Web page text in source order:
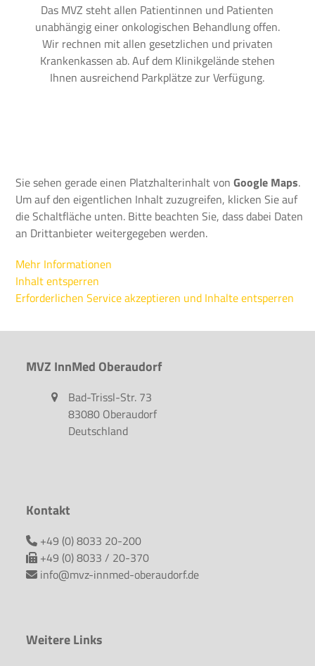
Das MVZ steht allen Patientinnen und Patienten
unabhängig einer onkologischen Behandlung offen.
Wir rechnen mit allen gesetzlichen und privaten
Krankenkassen ab. Auf dem Klinikgelände stehen
Ihnen ausreichend Parkplätze zur Verfügung.
Sie sehen gerade einen Platzhalterinhalt vonGoogle Maps.
Um auf den eigentlichen Inhalt zuzugreifen, klicken Sie auf
die Schaltfläche unten. Bitte beachten Sie, dass dabei Daten
an Drittanbieter weitergegeben werden.
Mehr Informationen
Inhalt entsperren
Erforderlichen Service akzeptieren und Inhalte entsperren
MVZ InnMed Oberaudorf
Bad-Trissl-Str. 73
83080 Oberaudorf
Deutschland
Kontakt
+49 (0) 8033 20-200
+49 (0) 8033 / 20-370
info@mvz-innmed-oberaudorf.de
Weitere Links